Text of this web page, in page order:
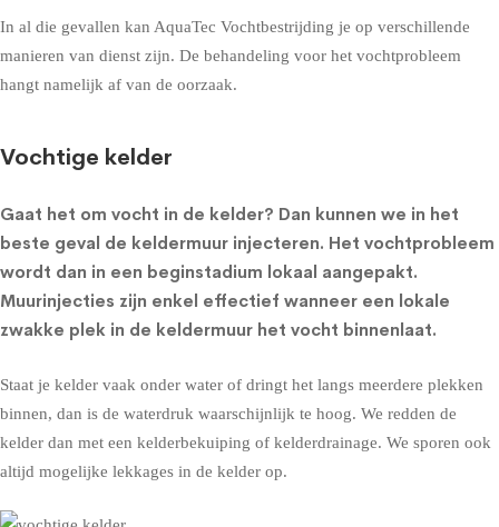
In al die gevallen kan AquaTec Vochtbestrijding je op verschillende
manieren van dienst zijn. De behandeling voor het vochtprobleem
hangt namelijk af van de oorzaak.
Vochtige kelder
Gaat het om vocht in de kelder? Dan kunnen we in het
beste geval de keldermuur injecteren. Het vochtprobleem
wordt dan in een beginstadium lokaal aangepakt.
Muurinjecties zijn enkel effectief wanneer een lokale
zwakke plek in de keldermuur het vocht binnenlaat.
Staat je kelder vaak onder water of dringt het langs meerdere plekken
binnen, dan is de waterdruk waarschijnlijk te hoog. We redden de
kelder dan met een kelderbekuiping of kelderdrainage. We sporen ook
altijd mogelijke lekkages in de kelder op.